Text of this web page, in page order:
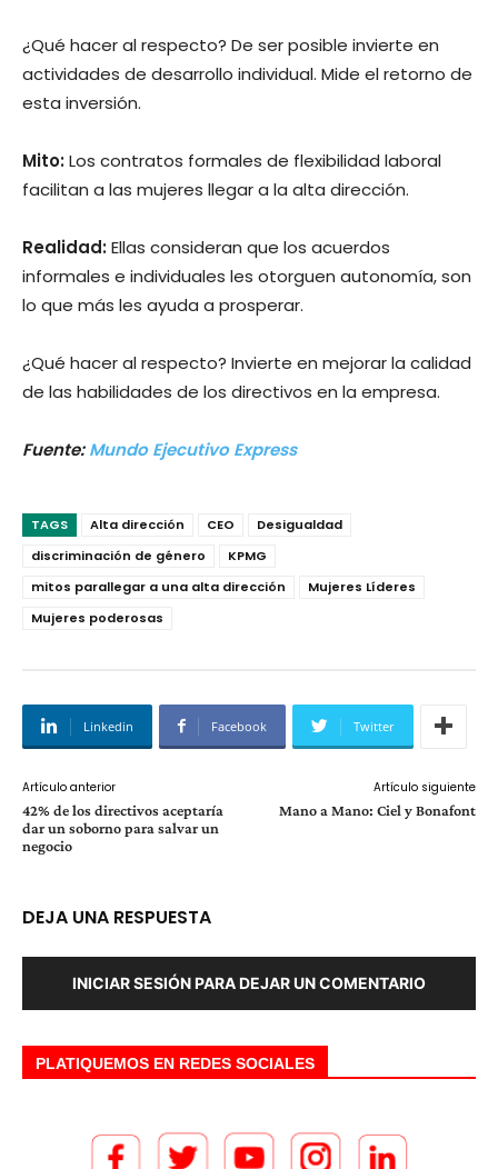
¿Qué hacer al respecto? De ser posible invierte en
actividades de desarrollo individual. Mide el retorno de
esta inversión.
Mito:Los contratos formales de flexibilidad laboral
facilitan a las mujeres llegar a la alta dirección.
Realidad:Ellas consideran que los acuerdos
informales e individuales les otorguen autonomía, son
lo que más les ayuda a prosperar.
¿Qué hacer al respecto? Invierte en mejorar la calidad
de las habilidades de los directivos en la empresa.
Fuente:Mundo Ejecutivo Express
TAGS Alta dirección CEO
Desigualdad
discriminación de género
KPMG
mitos parallegar a una alta dirección
Mujeres Líderes
Mujeres poderosas
Linkedin Facebook Twitter
Artículo anterior
42% de los directivos aceptaría
dar un soborno para salvar un
negocio
Artículo siguiente
Mano a Mano: Ciel y Bonafont
DEJA UNA RESPUESTA
INICIAR SESIÓN PARA DEJAR UN COMENTARIO
PLATIQUEMOS EN REDES SOCIALES